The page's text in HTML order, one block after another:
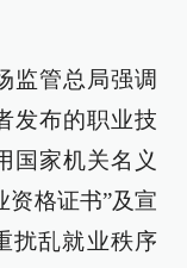
监管总局强调
发布的职业技
国家机关名义
资格证书”及宣
扰乱就业秩序